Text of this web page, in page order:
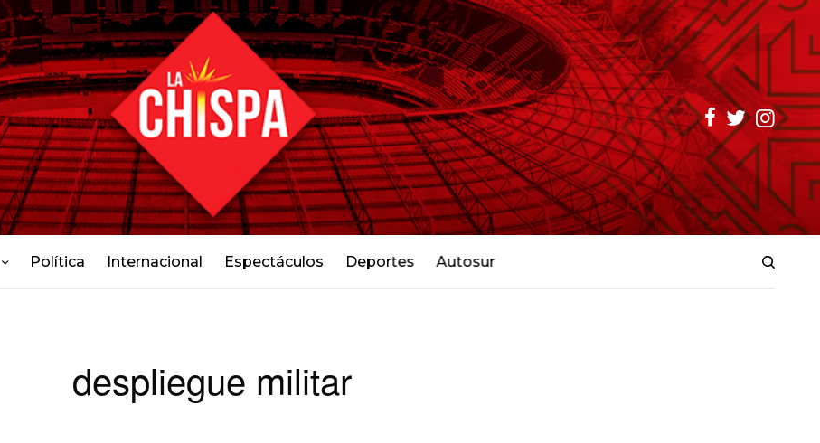
Política Internacional Espectáculos Deportes Autosur
despliegue militar